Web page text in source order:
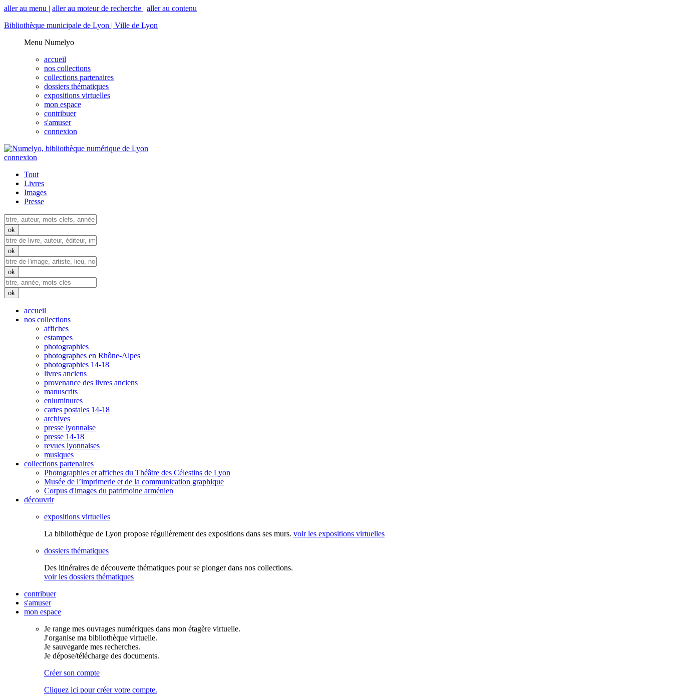
aller au menu | aller au moteur de recherche | aller au contenu
Bibliothèque municipale de Lyon | Ville de Lyon
Menu Numelyo
accueil
nos collections
collections partenaires
dossiers thématiques
expositions virtuelles
mon espace
contribuer
s'amuser
connexion
connexion
Tout
Livres
Images
Presse
accueil
nos collections
affiches
estampes
photographies
photographes en Rhône-Alpes
photographies 14-18
livres anciens
provenance des livres anciens
manuscrits
enluminures
cartes postales 14-18
archives
presse lyonnaise
presse 14-18
revues lyonnaises
musiques
collections partenaires
Photographies et affiches du Théâtre des Célestins de Lyon
Musée de l’imprimerie et de la communication graphique
Corpus d'images du patrimoine arménien
découvrir
expositions virtuelles
La bibliothèque de Lyon propose régulièrement des expositions dans ses murs. voir les expositions virtuelles
dossiers thématiques
Des itinéraires de découverte thématiques pour se plonger dans nos collections.
voir les dossiers thématiques
contribuer
s'amuser
mon espace
Je range mes ouvrages numériques dans mon étagère virtuelle.
J'organise ma bibliothèque virtuelle.
Je sauvegarde mes recherches.
Je dépose/télécharge des documents.
Créer son compte
Cliquez ici pour créer votre compte.